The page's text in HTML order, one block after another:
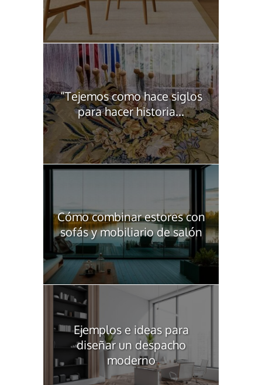
“Tejemos como hace siglos
para hacer historia...
Cómo combinar estores con
sofás y mobiliario de salón
Ejemplos e ideas para
diseñar un despacho
moderno